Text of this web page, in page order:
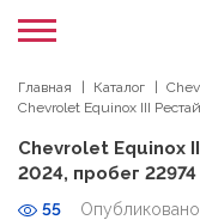
Главная Каталог
Chevrolet Equinox III
Chevrolet Equinox
2024, пробег
55
Опубликовано